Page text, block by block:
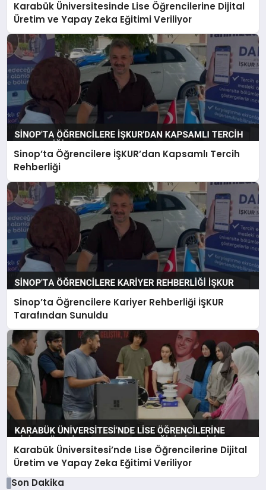
Karabük Üniversitesinde Lise Öğrencilerine Dijital
Üretim ve Yapay Zeka Eğitimi Veriliyor
Sinop’ta Öğrencilere İŞKUR’dan Kapsamlı Tercih
Rehberliği
Sinop’ta Öğrencilere Kariyer Rehberliği İŞKUR
Tarafından Sunuldu
Karabük Üniversitesi’nde Lise Öğrencilerine Dijital
Üretim ve Yapay Zeka Eğitimi Veriliyor
Son Dakika